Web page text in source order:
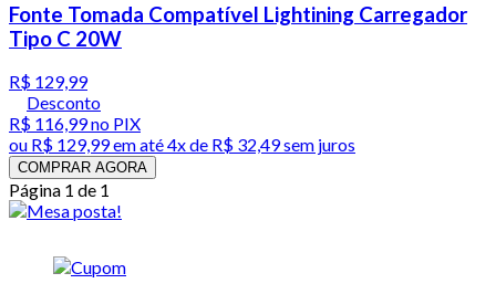
Fonte Tomada Compatível Lightining Carregador
Tipo C 20W
R$ 129,99
Desconto
R$ 116,99no PIX
ou R$ 129,99em até4x de R$ 32,49 sem juros
COMPRAR AGORA
Página 1 de 1